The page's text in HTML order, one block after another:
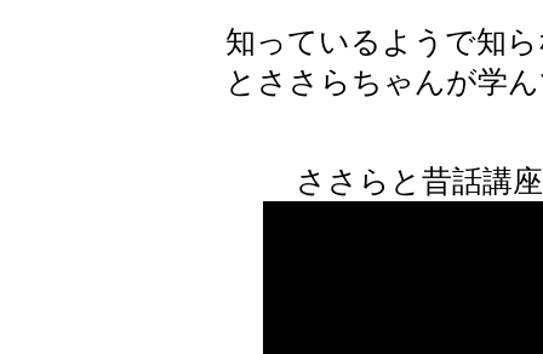
知っているようで知
とささらちゃんが学
ささらと昔話講